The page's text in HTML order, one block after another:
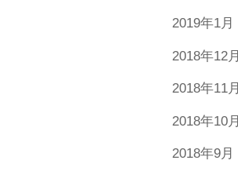
2019年1月
2018年12月
2018年11月
2018年10月
2018年9月